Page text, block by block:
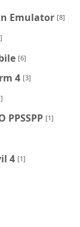
Emulator [8]
[6]
4 [3]
PPSSPP [1]
4 [1]